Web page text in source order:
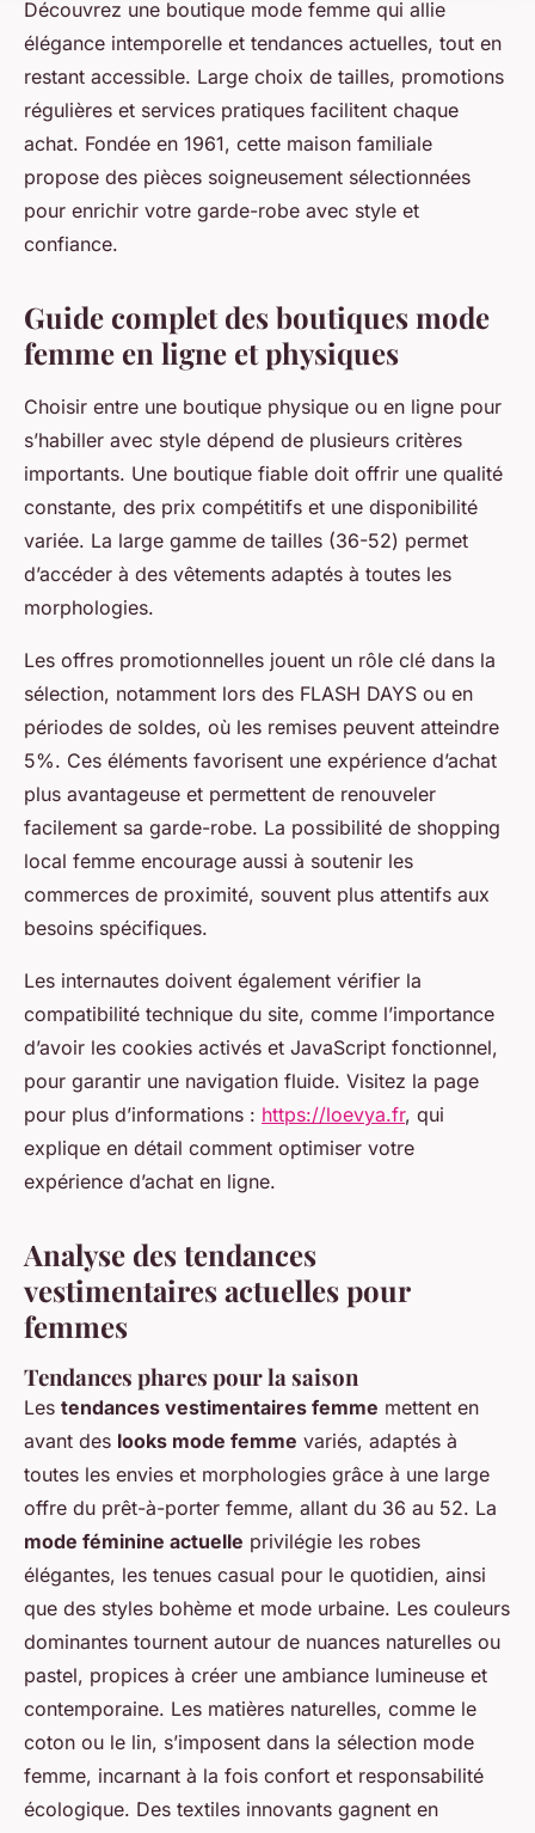
Découvrez une boutique mode femme qui allie
élégance intemporelle et tendances actuelles, tout en
restant accessible. Large choix de tailles, promotions
régulières et services pratiques facilitent chaque
achat. Fondée en 1961, cette maison familiale
propose des pièces soigneusement sélectionnées
pour enrichir votre garde-robe avec style et
confiance.
Guide complet des boutiques mode
femme en ligne et physiques
Choisir entre une boutique physique ou en ligne pour
s’habiller avec style dépend de plusieurs critères
importants. Une boutique fiable doit offrir une qualité
constante, des prix compétitifs et une disponibilité
variée. La large gamme de tailles (36-52) permet
d’accéder à des vêtements adaptés à toutes les
morphologies.
Les offres promotionnelles jouent un rôle clé dans la
sélection, notamment lors des FLASH DAYS ou en
périodes de soldes, où les remises peuvent atteindre
5%. Ces éléments favorisent une expérience d’achat
plus avantageuse et permettent de renouveler
facilement sa garde-robe. La possibilité de shopping
local femme encourage aussi à soutenir les
commerces de proximité, souvent plus attentifs aux
besoins spécifiques.
Les internautes doivent également vérifier la
compatibilité technique du site, comme l’importance
d’avoir les cookies activés et JavaScript fonctionnel,
pour garantir une navigation fluide. Visitez la page
pour plus d’informations : https://loevya.fr, qui
explique en détail comment optimiser votre
expérience d’achat en ligne.
Analyse des tendances
vestimentaires actuelles pour
femmes
Tendances phares pour la saison
Les tendances vestimentaires femme mettent en
avant des looks mode femme variés, adaptés à
toutes les envies et morphologies grâce à une large
offre du prêt-à-porter femme, allant du 36 au 52. La
mode féminine actuelle privilégie les robes
élégantes, les tenues casual pour le quotidien, ainsi
que des styles bohème et mode urbaine. Les couleurs
dominantes tournent autour de nuances naturelles ou
pastel, propices à créer une ambiance lumineuse et
contemporaine. Les matières naturelles, comme le
coton ou le lin, s’imposent dans la sélection mode
femme, incarnant à la fois confort et responsabilité
écologique. Des textiles innovants gagnent en